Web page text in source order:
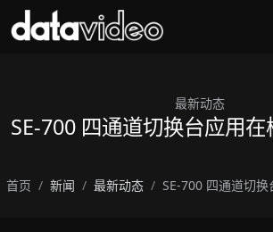
最新动态
SE-700 四通道切换台应用
首页 新闻 最新动态 SE-700 四通道切